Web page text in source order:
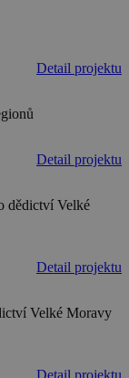
Detail projektu
Detail projektu
dědictví Velké
Detail projektu
Velké Moravy
Detail projektu